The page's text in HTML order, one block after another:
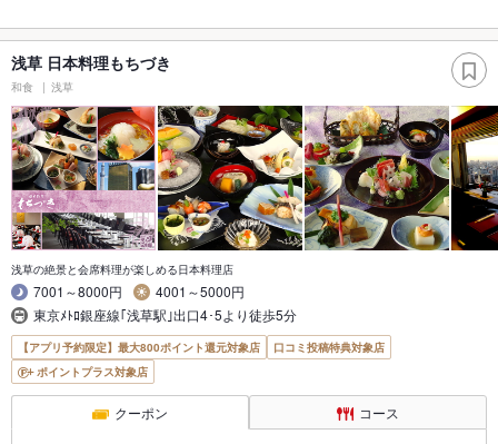
浅草 日本料理もちづき
和食 浅草
浅草の絶景と会席料理が楽しめる日本料理店
7001～8000円
4001～5000円
東京ﾒﾄﾛ銀座線｢浅草駅｣出口4･5より徒歩5分
【アプリ予約限定】最大800ポイント還元対象店
口コミ投稿特典対象店
ポイントプラス対象店
クーポン コース